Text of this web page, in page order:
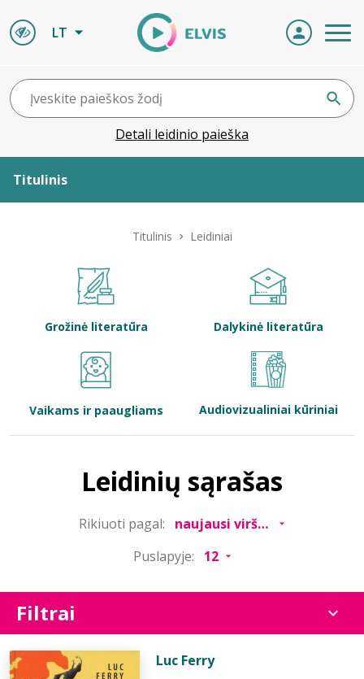
LT
Detali leidinio paieška
Titulinis
Bibliotekoms
Titulinis Leidiniai
Grožinė literatūra Dalykinė literatūra
Vaikams ir paaugliams Audiovizualiniai kūriniai
Leidinių sąrašas
Rikiuoti pagal:
Puslapyje:
Filtrai
Luc Ferry